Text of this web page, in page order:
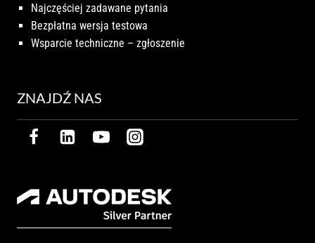
Najczęściej zadawane pytania
Bezpłatna wersja testowa
Wsparcie techniczne – zgłoszenie
ZNAJDŹ NAS